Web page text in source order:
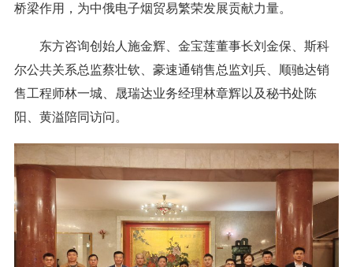
桥梁作用，为中俄电子烟贸易繁荣发展贡献力量。
东方咨询创始人施金辉、金宝莲董事长刘金保、斯科
尔公共关系总监蔡壮钦、豪速通销售总监刘兵、顺驰达销
售工程师林一城、晟瑞达业务经理林章辉以及秘书处陈
阳、黄溢陪同访问。